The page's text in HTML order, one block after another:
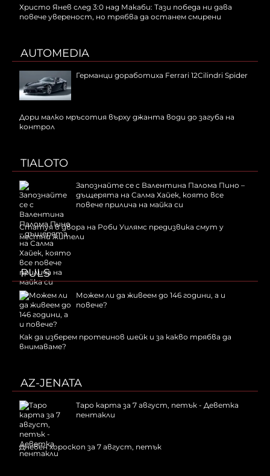
Христо Янев след 3:0 над Макаби: Тази победа ни дава
повече увереност, но трябва да останем смирени
AUTOMEDIA
Германци доработиха Ferrari 12Cilindri Spider
Дори малко мръсотия върху джанта води до загуба на
контрол
TIALOTO
Запознайте се с Валентина Палома Пино –
дъщерята на Салма Хайек, която все
повече прилича на майка си
Статуя в двора на Роби Уилямс предизвика смут у
местни жители
PULS
Можем ли да живеем до 146 години, а и
повече?
Как да изберем протеинов шейк и за какво трябва да
внимаваме?
AZ-JENATA
Таро карта за 7 август, петък - Деветка
пентакли
Дневен хороскоп за 7 август, петък